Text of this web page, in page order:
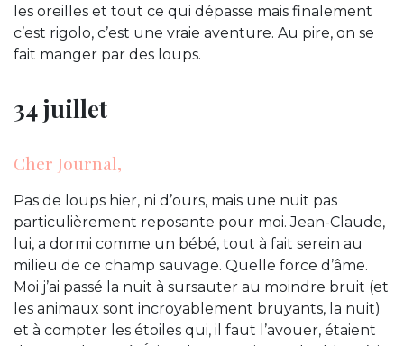
les oreilles et tout ce qui dépasse mais finalement
c’est rigolo, c’est une vraie aventure. Au pire, on se
fait manger par des loups.
34 juillet
Cher Journal,
Pas de loups hier, ni d’ours, mais une nuit pas
particulièrement reposante pour moi. Jean-Claude,
lui, a dormi comme un bébé, tout à fait serein au
milieu de ce champ sauvage. Quelle force d’âme.
Moi j’ai passé la nuit à sursauter au moindre bruit (et
les animaux sont incroyablement bruyants, la nuit)
et à compter les étoiles qui, il faut l’avouer, étaient